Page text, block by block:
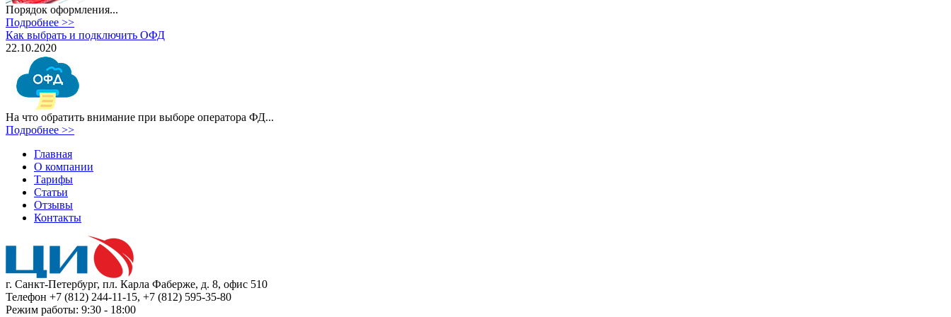
Порядок оформления...
Подробнее >>
Как выбрать и подключить ОФД
22.10.2020
На что обратить внимание при выборе оператора ФД...
Подробнее >>
Главная
О компании
Тарифы
Статьи
Отзывы
Контакты
г. Санкт-Петербург, пл. Карла Фаберже, д. 8, офис 510
Телефон +7 (812) 244-11-15, +7 (812) 595-35-80
Режим работы: 9:30 - 18:00